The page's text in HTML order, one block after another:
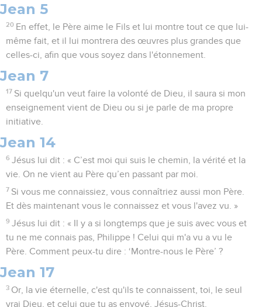
Jean 5
20 En effet, le Père aime le Fils et lui montre tout ce que lui-
même fait, et il lui montrera des œuvres plus grandes que
celles-ci, afin que vous soyez dans l'étonnement.
Jean 7
17 Si quelqu'un veut faire la volonté de Dieu, il saura si mon
enseignement vient de Dieu ou si je parle de ma propre
initiative.
Jean 14
6 Jésus lui dit : « C’est moi qui suis le chemin, la vérité et la
vie. On ne vient au Père qu’en passant par moi.
7 Si vous me connaissiez, vous connaîtriez aussi mon Père.
Et dès maintenant vous le connaissez et vous l'avez vu. »
9 Jésus lui dit : « Il y a si longtemps que je suis avec vous et
tu ne me connais pas, Philippe ! Celui qui m'a vu a vu le
Père. Comment peux-tu dire : ‘Montre-nous le Père’ ?
Jean 17
3 Or, la vie éternelle, c'est qu'ils te connaissent, toi, le seul
vrai Dieu, et celui que tu as envoyé, Jésus-Christ.